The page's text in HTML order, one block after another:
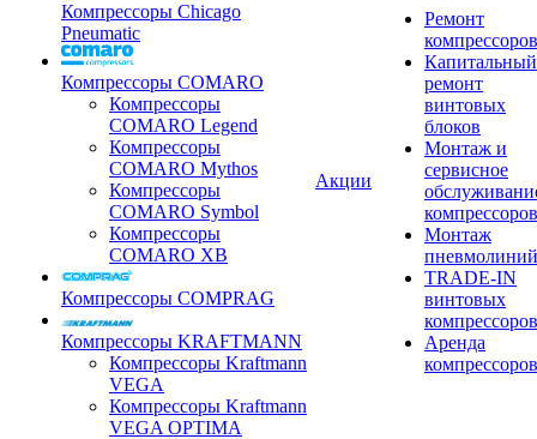
Компрессоры Chicago
Pneumatic
Компрессоры COMARO
Компрессоры
COMARO Legend
Компрессоры
COMARO Mythos
Компрессоры
COMARO Symbol
Компрессоры
COMARO XB
Компрессоры COMPRAG
Компрессоры KRAFTMANN
Компрессоры Kraftmann
VEGA
Компрессоры Kraftmann
VEGA OPTIMA
Акции
Ремонт
компрессоров
Капитальный
ремонт
винтовых
блоков
Монтаж и
сервисное
компрессоров
Монтаж
пневмолиний
TRADE-IN
винтовых
компрессоров
Аренда
компрессоров